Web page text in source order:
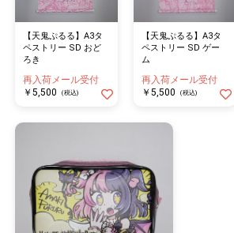
【天鬼ぷるる】A3タ
ペストリー SD おど
ろき
再入荷メール受付
￥5,500
(税込)
【天鬼ぷるる】A3タ
ペストリー SD ゲー
ム
再入荷メール受付
￥5,500
(税込)